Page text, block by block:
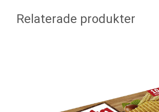
Relaterade produkter